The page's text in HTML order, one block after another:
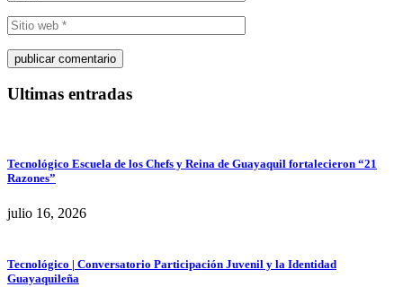
Ultimas entradas
Tecnológico Escuela de los Chefs y Reina de Guayaquil fortalecieron “21
Razones”
julio 16, 2026
Tecnológico | Conversatorio Participación Juvenil y la Identidad
Guayaquileña